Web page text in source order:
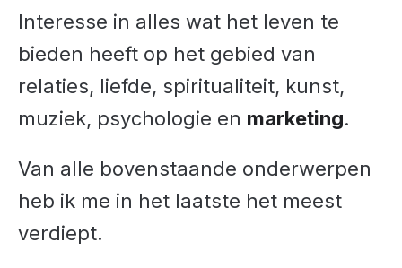
Interesse in alles wat het leven te
bieden heeft op het gebied van
relaties, liefde, spiritualiteit, kunst,
muziek, psychologie en marketing.
Van alle bovenstaande onderwerpen
heb ik me in het laatste het meest
verdiept.